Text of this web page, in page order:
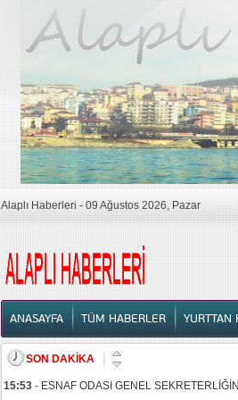
Alaplı Haberleri - 09 Ağustos 2026, Pazar
ANASAYFA
ANASAYFA TÜM HABERLER YURTTAN
SON DAKİKA
15:53-ESNAF ODASI GENEL
16:17 ALAPLI DİNİ MÜESSESELERİ